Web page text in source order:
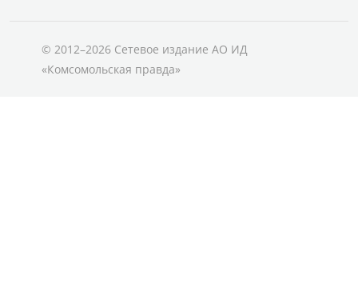
© 2012–2026 Сетевое издание АО ИД
«Комсомольская правда»